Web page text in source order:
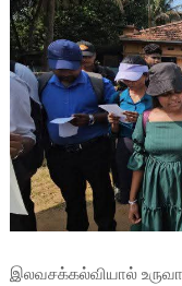
இலவசக்கல்வியால்